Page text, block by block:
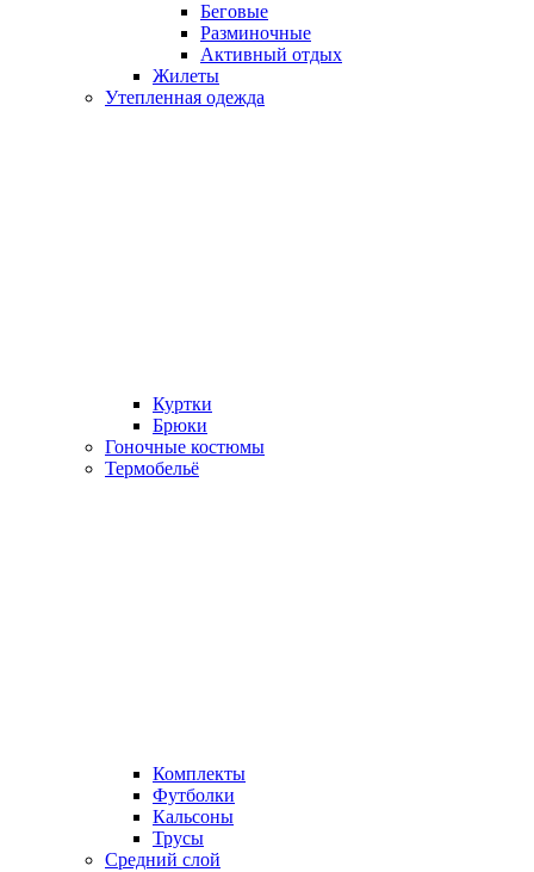
Беговые
Разминочные
Активный отдых
Жилеты
Утепленная одежда
Куртки
Брюки
Гоночные костюмы
Термобельё
Комплекты
Футболки
Кальсоны
Трусы
Средний слой